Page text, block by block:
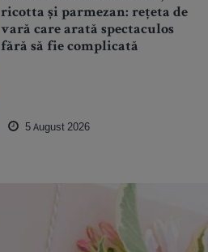
ricotta și parmezan: rețeta de
vară care arată spectaculos
fără să fie complicată
5 August 2026